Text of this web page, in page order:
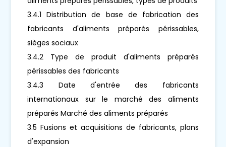
3.4.1 Distribution de base de fabrication des
fabricants d'aliments préparés périssables,
sièges sociaux
3.4.2 Type de produit d'aliments préparés
périssables des fabricants
3.4.3 Date d'entrée des fabricants
internationaux sur le marché des aliments
préparés Marché des aliments préparés
3.5 Fusions et acquisitions de fabricants, plans
d'expansion